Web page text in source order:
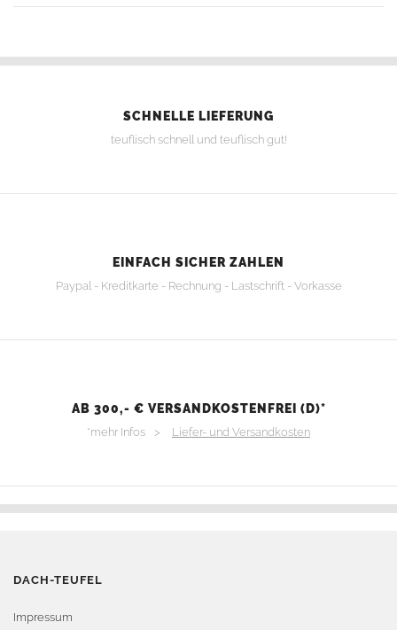
SCHNELLE LIEFERUNG
teuflisch schnell und teuflisch gut!
EINFACH SICHER ZAHLEN
Paypal - Kreditkarte - Rechnung - Lastschrift - Vorkasse
AB 300,- € VERSANDKOSTENFREI (D)*
*mehr Infos > Liefer- und Versandkosten
DACH-TEUFEL
Impressum